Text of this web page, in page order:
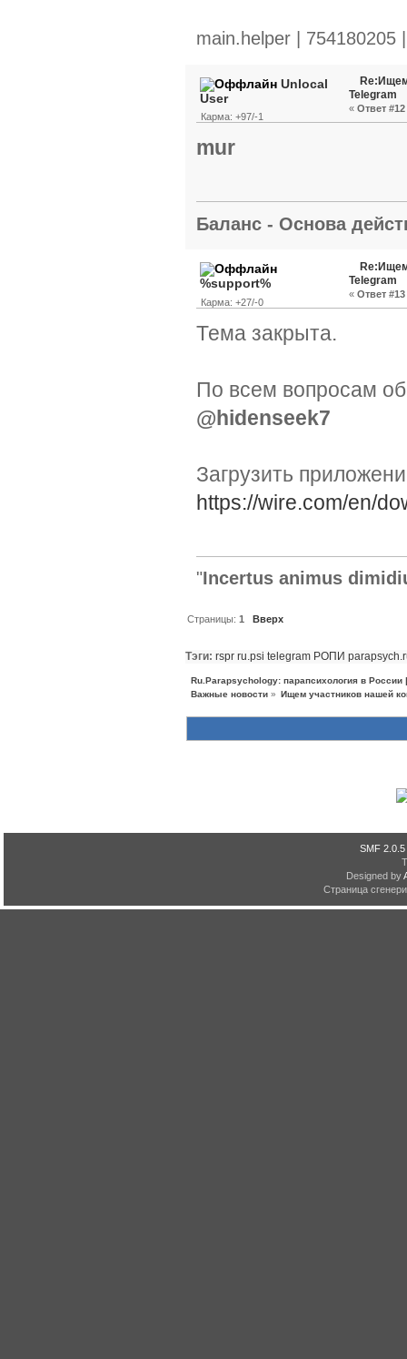
main.helper |
Unlocal
User
Карма: +97/-1
Telegram
« Ответ
mur
Баланс - Основа
%support%
Карма: +27/-0
Telegram
« Ответ
Тема закрыта.
По всем вопросам
@hidenseek7
Загрузить
https://wire.com/en/
"Incertus animus
Страницы:1 Вверх
Тэги: rspr ru.psi telegram РОПИ
Ru.Parapsychology: парапсихология в
Важные новости » Ищем участников нашей
SMF 2.0.5
Designed by
Страница